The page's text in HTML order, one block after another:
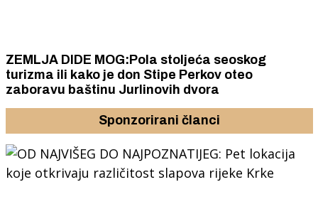
ZEMLJA DIDE MOG:Pola stoljeća seoskog
turizma ili kako je don Stipe Perkov oteo
zaboravu baštinu Jurlinovih dvora
Sponzorirani članci